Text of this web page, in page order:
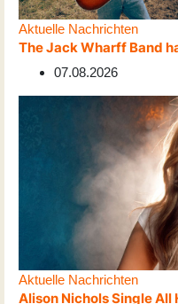
Aktuelle Nachrichten
The Jack Wharff Band
07.08.2026
Aktuelle Nachrichten
Alison Nichols Single All